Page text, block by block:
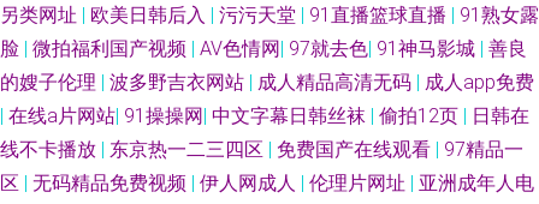
线观看美女视频91 91超碰人人爽 91视频在线观看网址 影音先锋中文字幕资
源 91涩情软件下载 伊人久荜中文字幕 日本精品五区 国产黑丝av 91楼胸 一
级色片免费看 欧美物业精品 国啪福利 91伪娘在线播放 亚洲精品日逼网 蜜臀
另类网址 | 欧美日韩后入 | 污污天堂 | 91直播篮球直播 | 91熟女露
脸 | 微拍福利国产视频 | AV色情网| 97就去色| 91神马影城 | 善良
的嫂子伦理 | 波多野吉衣网站 | 成人精品高清无码 | 成人app免费
| 在线a片网站| 91操操网| 中文字幕日韩丝袜 | 偷拍12页 | 日韩在
线不卡播放 | 东京热一二三四区 | 免费国产在线观看 | 97精品一
区 | 无码精品免费视频 | 伊人网成人 | 伦理片网址 | 亚洲成年人电